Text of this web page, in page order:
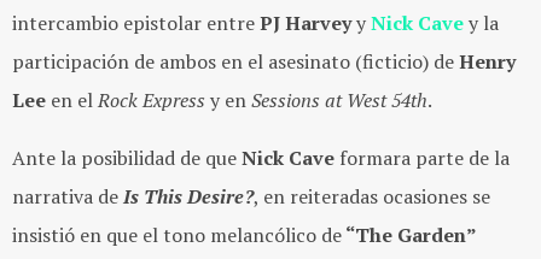
intercambio epistolar entrePJ HarveyyNick Cavey la
participación de ambos en el asesinato (ficticio) deHenry
Lee en elRock Express y enSessions at West 54th.
Ante la posibilidad de queNick Cave formara parte de la
narrativa deIs This Desire?, en reiteradas ocasiones se
insistió en que el tono melancólico de“The Garden”